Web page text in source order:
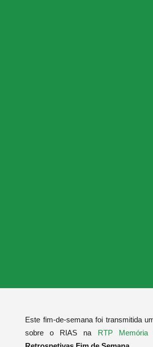
Este fim-de-semana foi transmitida
sobre o RIAS na RTP Memória